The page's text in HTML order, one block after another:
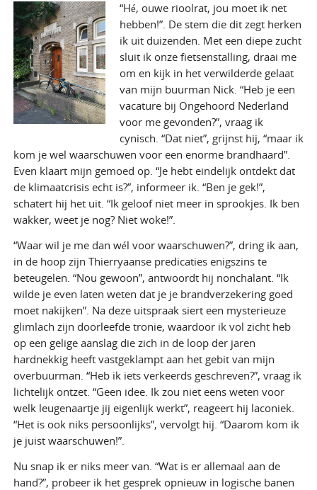
“Hé, ouwe rioolrat, jou moet ik net
hebben!”. De stem die dit zegt herken
ik uit duizenden. Met een diepe zucht
sluit ik onze fietsenstalling, draai me
om en kijk in het verwilderde gelaat
van mijn buurman Nick. “Heb je een
vacature bij Ongehoord Nederland
voor me gevonden?”, vraag ik
cynisch. “Dat niet”, grijnst hij, “maar ik
kom je wel waarschuwen voor een enorme brandhaard”.
Even klaart mijn gemoed op. “Je hebt eindelijk ontdekt dat
de klimaatcrisis echt is?”, informeer ik. “Ben je gek!”,
schatert hij het uit. “Ik geloof niet meer in sprookjes. Ik ben
wakker, weet je nog? Niet woke!”.
“Waar wil je me dan wél voor waarschuwen?”, dring ik aan,
in de hoop zijn Thierryaanse predicaties enigszins te
beteugelen. “Nou gewoon”, antwoordt hij nonchalant. “Ik
wilde je even laten weten dat je je brandverzekering goed
moet nakijken”. Na deze uitspraak siert een mysterieuze
glimlach zijn doorleefde tronie, waardoor ik vol zicht heb
op een gelige aanslag die zich in de loop der jaren
hardnekkig heeft vastgeklampt aan het gebit van mijn
overbuurman. “Heb ik iets verkeerds geschreven?”, vraag ik
lichtelijk ontzet. “Geen idee. Ik zou niet eens weten voor
welk leugenaartje jij eigenlijk werkt”, reageert hij laconiek.
“Het is ook niks persoonlijks”, vervolgt hij. “Daarom kom ik
je juist waarschuwen!”.
Nu snap ik er niks meer van. “Wat is er allemaal aan de
hand?”, probeer ik het gesprek opnieuw in logische banen